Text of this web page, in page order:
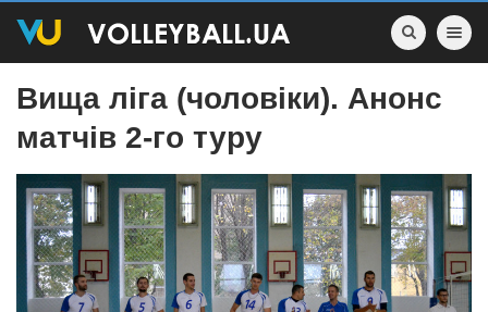
Toggle
Вища ліга (чоловіки). Анонс
матчів 2-го туру